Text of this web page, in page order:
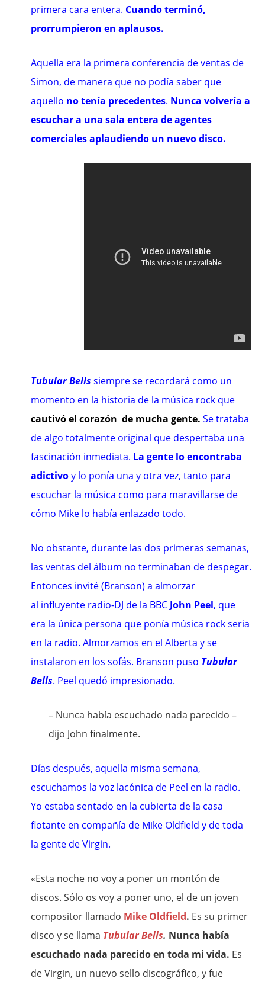
primera cara entera. Cuando terminó,
prorrumpieron en aplausos.
Aquella era la primera conferencia de ventas de
Simon, de manera que no podía saber que
aquello no tenía precedentes. Nunca volvería a
escuchar a una sala entera de agentes
comerciales aplaudiendo un nuevo disco.
Tubular Bells siempre se recordará como un
momento en la historia de la música rock que
cautivó el corazón de mucha gente. Se trataba
de algo totalmente original que despertaba una
fascinación inmediata. La gente lo encontraba
adictivoy lo ponía una y otra vez, tanto para
escuchar la música como para maravillarse de
cómo Mike lo había enlazado todo.
No obstante, durante las dos primeras semanas,
las ventas del álbum no terminaban de despegar.
Entonces invité (Branson) a almorzar
al influyente radio-DJ de la BBC John Peel, que
era la única persona que ponía música rock seria
en la radio. Almorzamos en el Alberta y se
instalaron en los sofás. Branson puso Tubular
Bells. Peel quedó impresionado.
– Nunca había escuchado nada parecido –
dijo John finalmente.
Días después, aquella misma semana,
escuchamos la voz lacónica de Peel en la radio.
Yo estaba sentado en la cubierta de la casa
flotante en compañía de Mike Oldfield y de toda
la gente de Virgin.
«Esta noche no voy a poner un montón de
discos. Sólo os voy a poner uno, el de un joven
compositor llamado Mike Oldfield. Es su primer
disco y se llama Tubular Bells. Nunca había
escuchado nada parecido en toda mi vida. Es
de Virgin, un nuevo sello discográfico, y fue